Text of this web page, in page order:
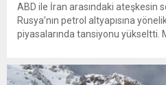
ABD ile İran arasındaki ateşkesin
Rusya’nın petrol altyapısına
piyasalarında tansiyonu yükseltti.
Küresel enerji piyasalarında artan